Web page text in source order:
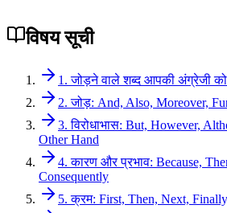
विषय सूची
1. जोड़ने वाले शब्द आपकी अंग्रेजी को
2. जोड़: And, Also, Moreover,
3. विरोधाभास: But, However,
Other Hand
4. कारण और प्रभाव: Because,
Consequently
5. क्रम: First, Then, Next,